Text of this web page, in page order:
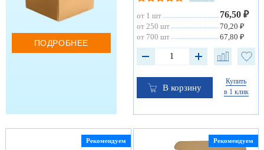
ПОДРОБНЕЕ
от 1 шт 76,50 ₽
от 250 шт
70,20 ₽
от 700 шт
67,80 ₽
В корзину
Купить
в 1 клик
Рекомендуем Рекомендуем